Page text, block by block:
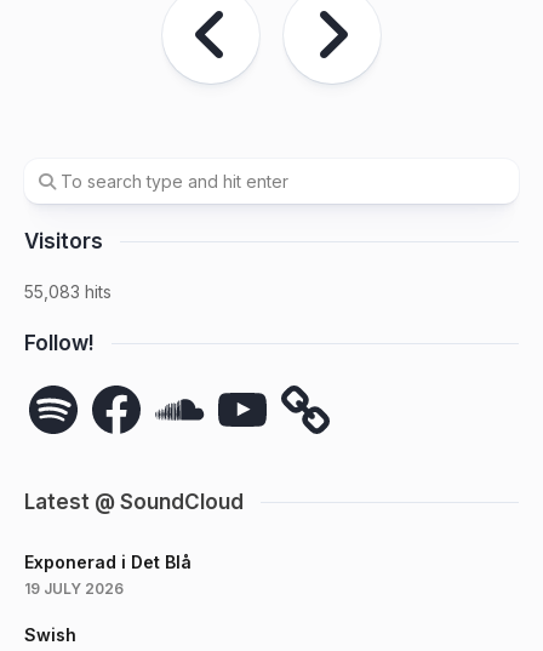
Visitors
55,083 hits
Follow!
Spotify FacebookSoundCloudYouTube
Latest @ SoundCloud
Exponerad i Det Blå
19 JULY 2026
Swish